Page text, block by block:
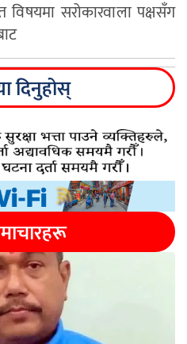
सरोकारवाला पक्षसँग
दिनुहोस्